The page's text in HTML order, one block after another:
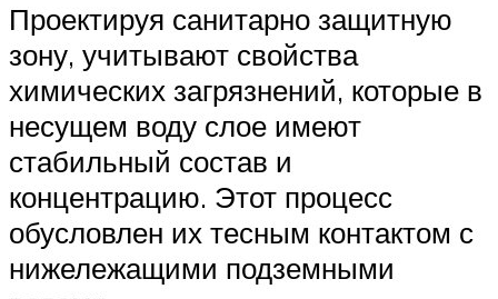
Проектируя санитарно защитную
зону, учитывают свойства
химических загрязнений, которые в
несущем воду слое имеют
стабильный состав и
концентрацию. Этот процесс
обусловлен их тесным контактом с
нижележащими подземными